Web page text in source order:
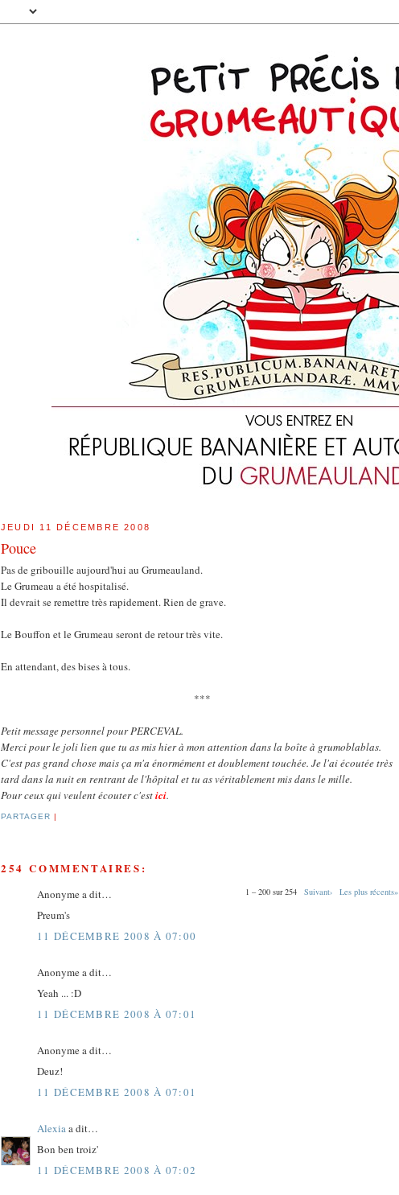
JEUDI 11 DÉCEMBRE 2008
Pouce
Pas de gribouille aujourd'hui au Grumeauland.
Le Grumeau a été hospitalisé.
Il devrait se remettre très rapidement. Rien de grave.
Le Bouffon et le Grumeau seront de retour très vite.
En attendant, des bises à tous.
***
Petit message personnel pour PERCEVAL.
Merci pour le joli lien que tu as mis hier à mon attention dans la boîte à grumoblablas.
C'est pas grand chose mais ça m'a énormément et doublement touchée. Je l'ai écoutée très
tard dans la nuit en rentrant de l'hôpital et tu as véritablement mis dans le mille.
Pour ceux qui veulent écouter c'estici.
PARTAGER |
254 COMMENTAIRES:
1 – 200 sur 254 Suivant› Les plus récents»
Anonyme a dit…
Preum's
11 DÉCEMBRE 2008 À 07:00
Anonyme a dit…
Yeah ... :D
11 DÉCEMBRE 2008 À 07:01
Anonyme a dit…
Deuz!
11 DÉCEMBRE 2008 À 07:01
Alexiaa dit…
Bon ben troiz'
11 DÉCEMBRE 2008 À 07:02